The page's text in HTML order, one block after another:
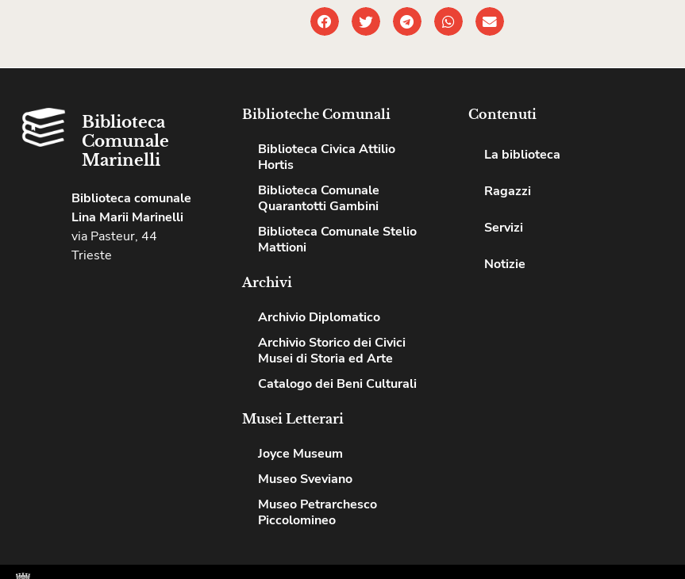
Biblioteca
Comunale
Marinelli
Biblioteca comunale
Lina Marii Marinelli
via Pasteur, 44
Trieste
Biblioteche Comunali
Biblioteca Civica Attilio
Hortis
Biblioteca Comunale
Quarantotti Gambini
Biblioteca Comunale Stelio
Mattioni
Archivi
Archivio Diplomatico
Archivio Storico dei Civici
Musei di Storia ed Arte
Catalogo dei Beni Culturali
Musei Letterari​
Joyce Museum
Museo Sveviano
Museo Petrarchesco
Piccolomineo
Contenuti​
La biblioteca
Ragazzi
Servizi
Notizie